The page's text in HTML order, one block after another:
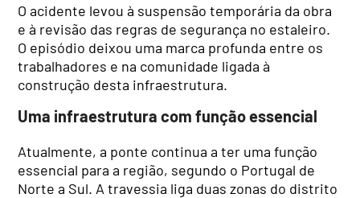
O acidente levou à suspensão temporária da obra
e à revisão das regras de segurança no estaleiro.
O episódio deixou uma marca profunda entre os
trabalhadores e na comunidade ligada à
construção desta infraestrutura.
Uma infraestrutura com função essencial
Atualmente, a ponte continua a ter uma função
essencial para a região, segundo o Portugal de
Norte a Sul. A travessia liga duas zonas do distrito